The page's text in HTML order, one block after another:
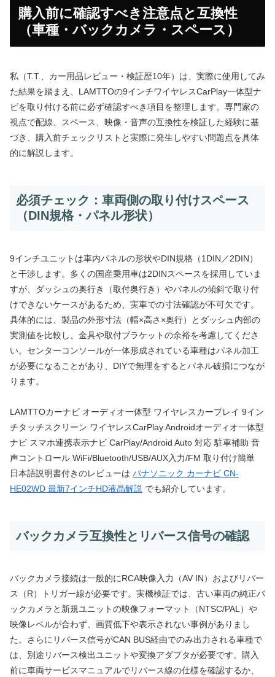
購入前に確認すべき注意点と互換性
（車種・バックカメラ・スペース）
私（T.T.、カー用品レビュー・検証歴10年）は、実際に使用してみ
た結果を踏まえ、LAMTTOの9インチワイヤレスCarPlay一体型ナ
ビを取り付ける前に必ず確認すべき項目を整理します。専門家の
視点で配線、スペース、映像・音声の互換性を検証した経験に基
づき、購入前チェックリストと実際に発生しやすい問題点を具体
的に解説します。
必須チェック：車両側の取り付けスペース
（DIN規格・パネル形状）
9インチユニットは車内パネルの形状やDIN規格（1DIN／2DIN）
と干渉します。多くの国産乗用車は2DINスペースを採用していま
すが、ダッシュの奥行き（取付奥行き）やパネルの傾斜で取り付
けできないケースがあるため、実車での寸法確認が不可欠です。
具体的には、製品の外形寸法（幅×高さ×奥行）とダッシュ内部の
実測値を比較し、金具や取付ブラケットの余裕を考慮してくださ
い。センターコンソールが一体形成されている車種はパネル加工
が必要になることがあり、DIYで無理をするとパネル破損につなが
ります。
LAMTTOカーナビ オーディオ一体型 ワイヤレスカープレイ 9イン
チタッチスクリーン ワイヤレスCarPlay Androidオーディオ一体型
ナビ スマホ連携表示ナビ CarPlay/Android Auto 対応 駐車補助 音
声コントロール WiFi/Bluetooth/USB/AUX入力/FM 取り付け簡単
日本語説明書付きのレビューは パナソニック カーナビ CN-
HE02WD 最新7インチHD液晶解説 でも紹介しています。
バックカメラ互換性とリバース信号の確認
バックカメラ接続は一般的にRCA映像入力（AV IN）およびリバー
ス（R）トリガー線が必要です。実機検証では、古い車両の純正バ
ックカメラと新規ユニットの映像フォーマット（NTSC/PAL）や
映像レベルが合わず、画質低下や表示されない事例がありまし
た。さらにリバース信号がCAN BUS経由でのみ出力される車種で
は、別途リバース検出ユニットや変換アダプタが必要です。購入
前に車両サービスマニュアルでリバース線の仕様を確認するか、